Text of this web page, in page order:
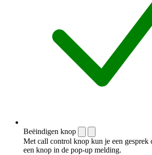
Beëindigen knop
Met call control knop kun je een gesprek
een knop in de pop-up melding.